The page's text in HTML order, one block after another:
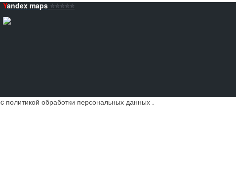
Yandex maps ⭐️⭐️⭐️⭐️⭐️
c политикой обработки персональных данных .